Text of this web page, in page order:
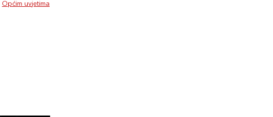
Općim uvjetima